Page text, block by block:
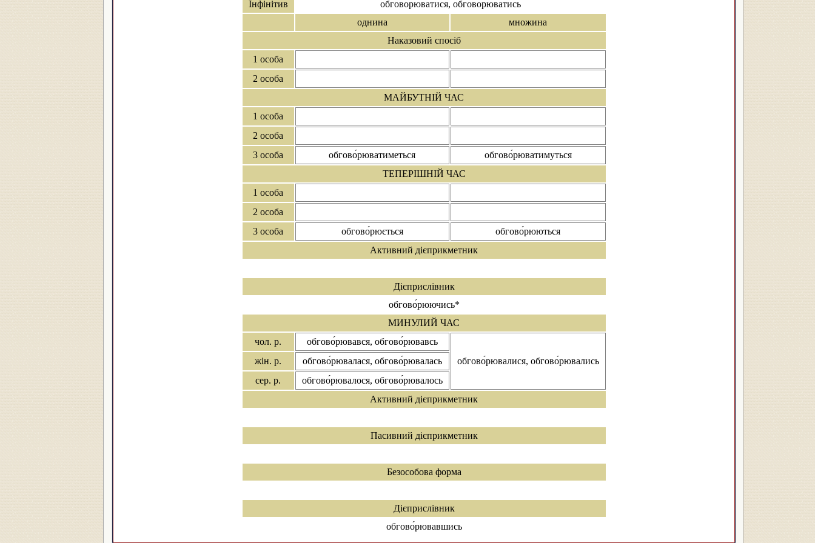
Інфінітив
обгово́рюватися, обгово́рюватись
однина
множина
Наказовий спосіб
1 особа
2 особа
МАЙБУТНІЙ ЧАС
1 особа
2 особа
3 особа
обгово́рюватиметься
обгово́рюватимуться
ТЕПЕРІШНІЙ ЧАС
1 особа
2 особа
3 особа
обгово́рюється
обгово́рюються
Активний дієприкметник
Дієприслівник
обгово́рюючись*
МИНУЛИЙ ЧАС
чол. р.
обгово́рювався, обгово́рювавсь
обгово́рювалися, обгово́рювались
жін. р.
обгово́рювалася, обгово́рювалась
сер. р.
обгово́рювалося, обгово́рювалось
Активний дієприкметник
Пасивний дієприкметник
Безособова форма
Дієприслівник
обгово́рювавшись